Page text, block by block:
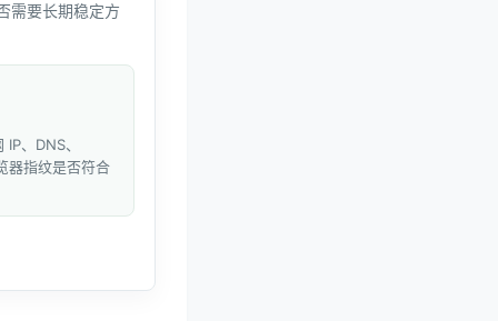
需要长期稳定方
、DNS、
器指纹是否符合